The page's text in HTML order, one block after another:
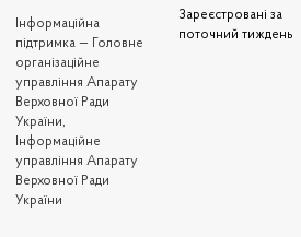
Iнформаційна
підтримка — Головне
організаційне
управління Апарату
Верховної Ради
України,
Інформаційне
управління Апарату
Верховної Ради
України
Зареєстровані за
поточний тиждень